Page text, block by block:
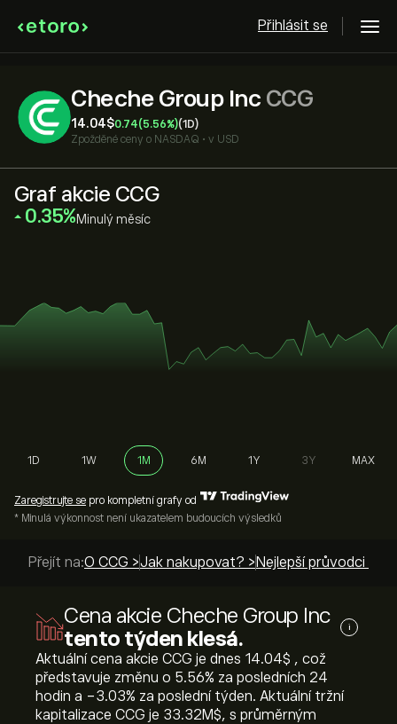
Přihlásit se
Cheche Group Inc CCG
14.04‎$‎0.74(5.56%)(1D)
Zpožděné ceny o NASDAQ • v USD
Graf akcie CCG
‎0.35‎ Minulý měsíc
1D 1W 1M 6M 1Y 3Y MAX
Zaregistrujte se pro kompletní grafy od
* Minulá výkonnost není ukazatelem budoucích výsledků
Přejít na:O CCG >Jak nakupovat? > Nejlepší průvodci >
Cena akcie Cheche Group Inc
tento týden klesá.
i
Aktuální cena akcie CCG je dnes 14.04‎$‎ , což
představuje změnu o ‎5.56‎% za posledních 24
hodin a ‎-3.03‎% za poslední týden. Aktuální tržní
kapitalizace CCG je 33.32M‎$‎, s průměrným